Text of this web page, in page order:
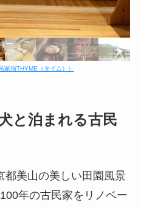
家宿THYME（タイム））
と泊まれる古民
都美山の美しい田園風景
年の古民家をリノベー